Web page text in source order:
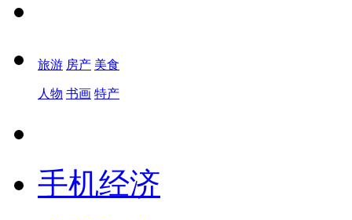
旅游 房产 美食
人物 书画 特产
手机经济